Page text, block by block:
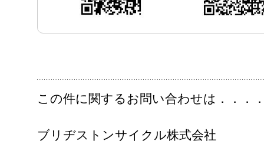
この件に関するお問い合わせは．．．
ブリヂストンサイクル株式会社